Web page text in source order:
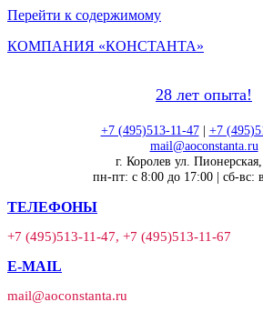
Перейти к содержимому
КОМПАНИЯ «КОНСТАНТА»
28 лет опыта!
+7 (495)513-11-47| +7
mail@aoconstanta.ru
г. Королев ул.
пн-пт: с 8:00 до 17:00 | сб-вс:
ТЕЛЕФОНЫ
+7 (495)513-11-47, +7 (495)513-11-67
E-MAIL
mail@aoconstanta.ru